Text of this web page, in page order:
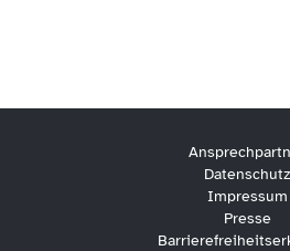
Datenschutz
Impressum
Presse